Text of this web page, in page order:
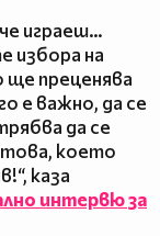
играеш…
избора на
ще преценява
е важно, да се
да се
което
каза
интервю за